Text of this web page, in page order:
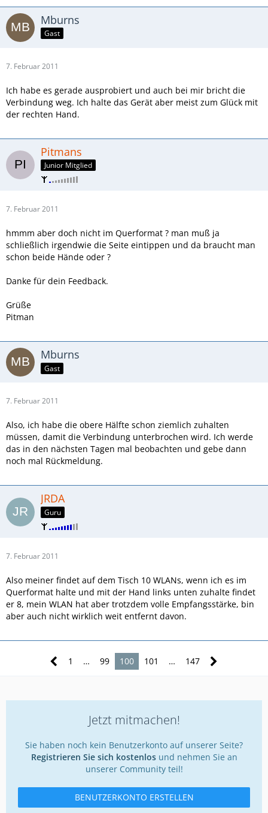
Mburns
Gast
7. Februar 2011
Ich habe es gerade ausprobiert und auch bei mir bricht die
Verbindung weg. Ich halte das Gerät aber meist zum Glück mit
der rechten Hand.
Pitmans
Junior Mitglied
7. Februar 2011
hmmm aber doch nicht im Querformat ? man muß ja
schließlich irgendwie die Seite eintippen und da braucht man
schon beide Hände oder ?
Danke für dein Feedback.
Grüße
Pitman
Mburns
Gast
7. Februar 2011
Also, ich habe die obere Hälfte schon ziemlich zuhalten
müssen, damit die Verbindung unterbrochen wird. Ich werde
das in den nächsten Tagen mal beobachten und gebe dann
noch mal Rückmeldung.
JRDA
Guru
7. Februar 2011
Also meiner findet auf dem Tisch 10 WLANs, wenn ich es im
Querformat halte und mit der Hand links unten zuhalte findet
er 8, mein WLAN hat aber trotzdem volle Empfangsstärke, bin
aber auch nicht wirklich weit entfernt davon.
1 … 99 100 101 … 147
Jetzt mitmachen!
Sie haben noch kein Benutzerkonto auf unserer Seite?
Registrieren Sie sich kostenlosund nehmen Sie an
unserer Community teil!
BENUTZERKONTO ERSTELLEN